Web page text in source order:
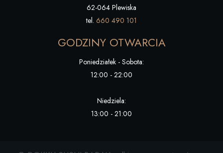
62-064 Plewiska
tel. 660 490 101
GODZINY OTWARCIA
Poniedziałek - Sobota:
12:00 - 22:00
Niedziela:
13:00 - 21:00